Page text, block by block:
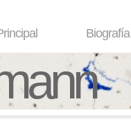
Biografía